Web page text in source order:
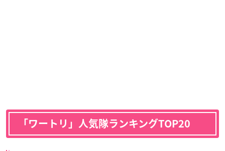
「ワートリ」人気隊ランキングTOP20